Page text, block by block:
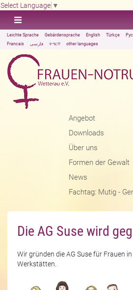
Select Language ▼
Leichte Sprache Gebärdensprache English Türkçe
Francais
فارسی ትግርኛ other languages
Angebot
Downloads
Über uns
Formen der Gewalt
News
Fachtag: Mutig -
Die AG Suse wird
Wir gründen die AG Suse für Frauen
Werkstätten.